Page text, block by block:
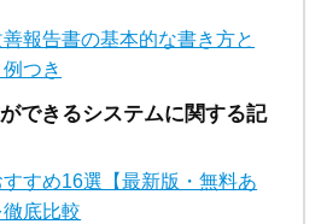
善報告書の基本的な書き方と
つき
できるシステムに関する記
すめ16選【最新版・無料あ
底比較